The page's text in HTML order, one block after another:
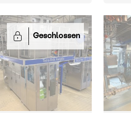
Geschlossen